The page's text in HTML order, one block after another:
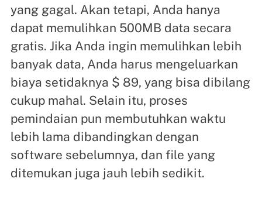
yang gagal. Akan tetapi, Anda hanya
dapat memulihkan 500MB data secara
gratis. Jika Anda ingin memulihkan lebih
banyak data, Anda harus mengeluarkan
biaya setidaknya $ 89, yang bisa dibilang
cukup mahal. Selain itu, proses
pemindaian pun membutuhkan waktu
lebih lama dibandingkan dengan
software sebelumnya, dan file yang
ditemukan juga jauh lebih sedikit.